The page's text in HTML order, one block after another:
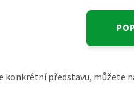
konkrétní představu, můžete